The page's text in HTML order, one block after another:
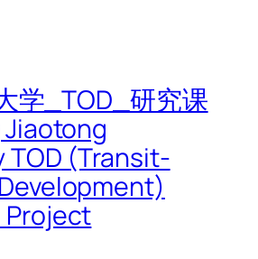
学_TOD_研究课
TOD (Transit-
Project